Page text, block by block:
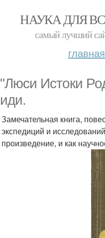
НАУКА ДЛЯ
самый лучший
главная
"Люси Истоки
иди.
Замечательная книга,
экспедиций и
произведение, и как